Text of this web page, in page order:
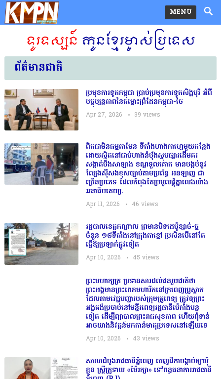
MENU
ព័ត៌មានជាតិ
ប្រមុខការទូតកម្ពុជា ប្រាប់ប្រមុខការទូតសិង្ហបុរី អំពី
បច្ចុប្បន្នភាពនៃជម្លោះព្រំដែនកម្ពុជា-ថៃ
Apr 27, 2026 39 views
ពិតជាមិនធម្មតាមែន ទីតាំងហាងកាហ្វេមួយកន្លែង
ដោយស្ថិតនៅជាប់ហាងនំប៉័ងស្តុបផ្សារដើមគរ
សង្កាត់បឹងសាឡាង ខណ្ឌទួលគោក មានបង្កប់នូវ
ល្បែងស៊ីសងខុសច្បាប់តាមប្រព័ន្ធ អនឡាញ ជា
ច្រើនប្រភេទ ដែលកំពុងតែប្រមូលផ្ដុំគ្នាលេងយ៉ាង
អនាធិបតេយ្យ.
Apr 11, 2026 46 views
រដ្ឋបាលខេត្តកណ្តាល ព្រមានបិទដេប៉ូខ្សាច់-ថ្ម
ចំនួន ១៨ទីតាំងនៅក្រុងតាខ្មៅ ប្រសិនបើនៅតែ
ធ្វើឱ្យប្រឡាក់ផ្លូវទៀត
Apr 10, 2026 45 views
ព្រះមហាក្សត្រ ប្រទានសារដល់ជនរួមជាតិថា
ព្រះអង្គមានព្រះរោគមហារីកនៅក្រពេញប្រូស្តាត
ដែលតាមវេជ្ជបញ្ជារបស់ក្រុមគ្រូពេទ្យ ត្រូវឲ្យព្រះ
អង្គគង់ប្រថាប់នៅមន្ទីរពេទ្យរដ្ឋធានីប៉េកាំងបន្ត
ទៀត ដើម្បីព្យាបាលព្រះរាជសុខភាព ហើយពុំទាន់
អាចយាងនិវត្តន៍មកកាន់មាតុប្រទេសនៅឡើយទេ
Apr 10, 2026 43 views
សាលាដំបូងរាជធានីភ្នំពេញ ចេញដីកាបង្គាប់ឲ្យឃុំ
ខ្លួន ស្រ្តីគ្រូទាយ «ម៉ែរក្សា» ទៅពន្ធធនាគាររាជធានី